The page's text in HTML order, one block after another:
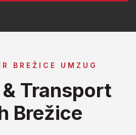
BREŽICE UMZUG
Transport
Brežice